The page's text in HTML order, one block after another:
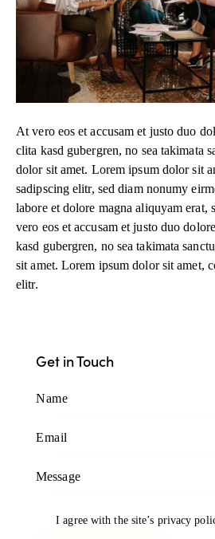
At vero eos et accusam et justo duo
clita kasd gubergren, no sea takimata
dolor sit amet. Lorem ipsum dolor sit
sadipscing elitr, sed diam nonumy
labore et dolore magna aliquyam erat,
vero eos et accusam et justo duo
kasd gubergren, no sea takimata
sit amet. Lorem ipsum dolor sit amet,
elitr.
Get in Touch
I agree with the site’s privacy